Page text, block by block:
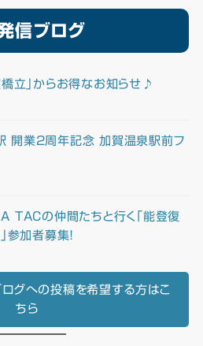
信ブログ
立」からお得なお知らせ♪
開業2周年記念 加賀温泉駅前フ
TACの仲間たちと行く「能登復
参加者募集！
グへの投稿を希望する方はこ
ちら